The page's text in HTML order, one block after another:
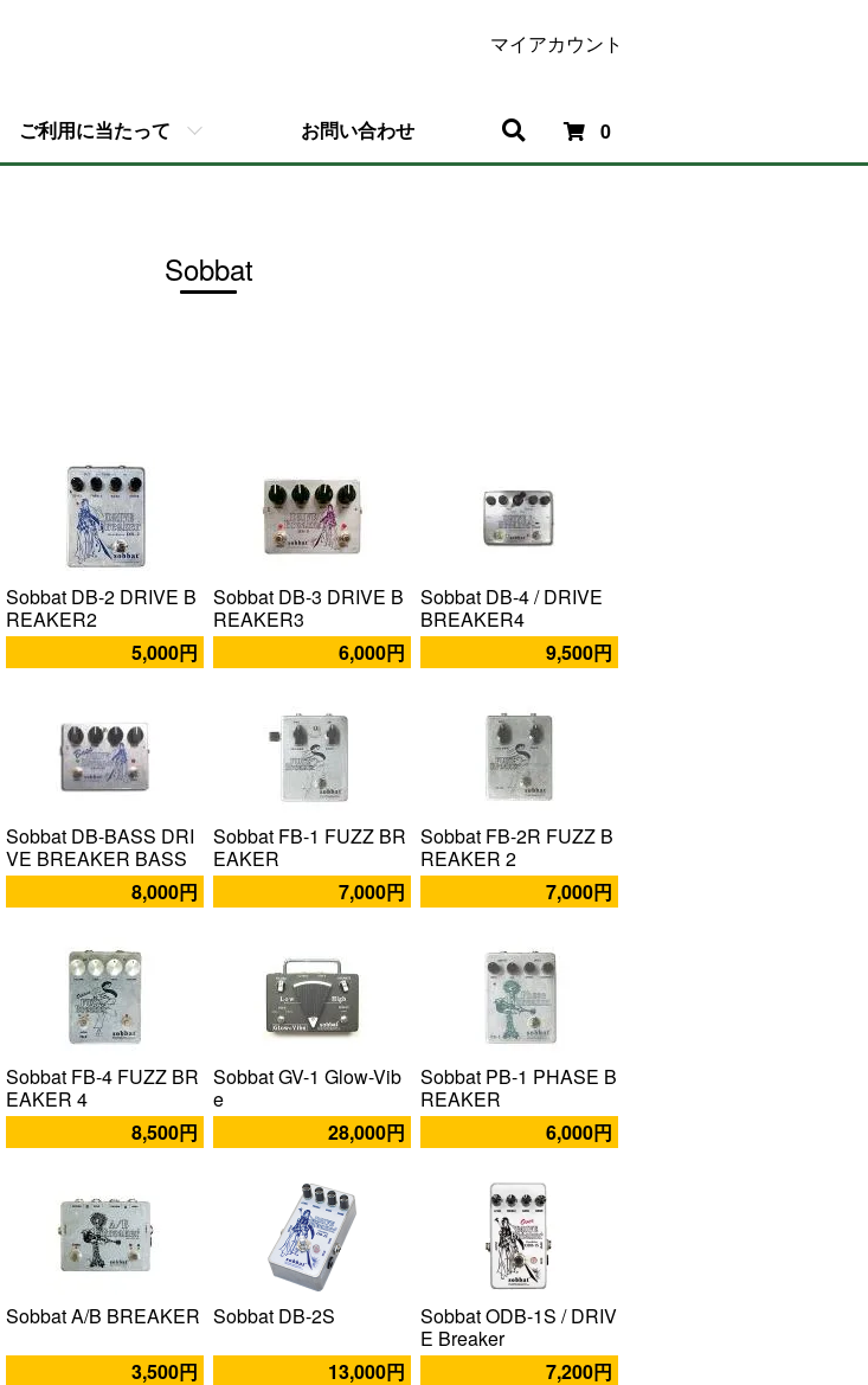
0
ご利用に当たって お問い合わせ
マイアカウント
Sobbat
Sobbat DB-2 DRIVE B
REAKER2
5,000円
Sobbat DB-3 DRIVE B
REAKER3
6,000円
Sobbat DB-4 / DRIVE
BREAKER4
9,500円
Sobbat DB-BASS DRI
VE BREAKER BASS
8,000円
Sobbat FB-1 FUZZ BR
EAKER
7,000円
Sobbat FB-2R FUZZ B
REAKER 2
7,000円
Sobbat FB-4 FUZZ BR
EAKER 4
8,500円
Sobbat GV-1 Glow-Vib
e
28,000円
Sobbat PB-1 PHASE B
REAKER
6,000円
Sobbat A/B BREAKER
3,500円
Sobbat DB-2S
13,000円
Sobbat ODB-1S / DRIV
E Breaker
7,200円